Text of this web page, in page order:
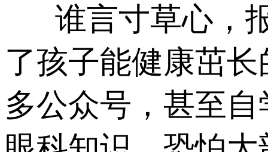
谁言寸草心，
了孩子能健康茁
多公众号，甚至